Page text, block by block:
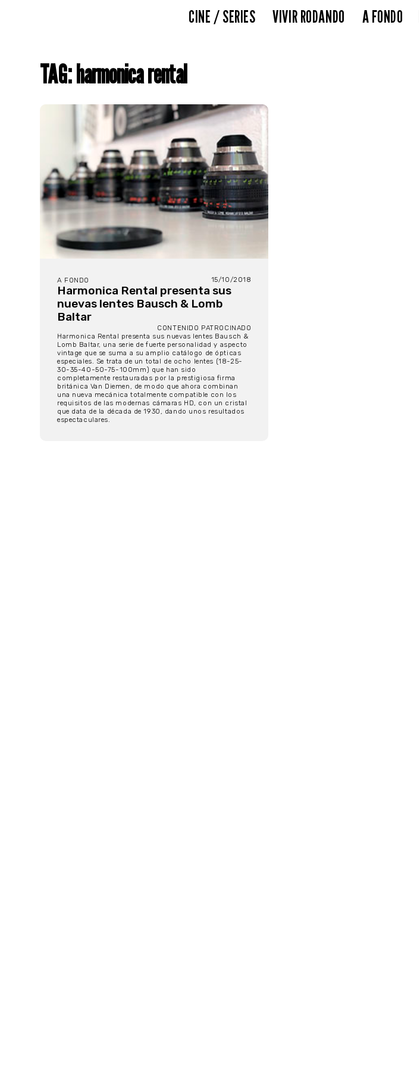
CINE / SERIES VIVIR RODANDO A FONDO
TAG: harmonica rental
A FONDO 15/10/2018
Harmonica Rental presenta sus
nuevas lentes Bausch & Lomb
Baltar
CONTENIDO PATROCINADO
Harmonica Rental presenta sus nuevas lentes Bausch &
Lomb Baltar, una serie de fuerte personalidad y aspecto
vintage que se suma a su amplio catálogo de ópticas
especiales. Se trata de un total de ocho lentes (18-25-
30-35-40-50-75-100mm) que han sido
completamente restauradas por la prestigiosa firma
británica Van Diemen, de modo que ahora combinan
una nueva mecánica totalmente compatible con los
requisitos de las modernas cámaras HD, con un cristal
que data de la década de 1930, dando unos resultados
espectaculares.